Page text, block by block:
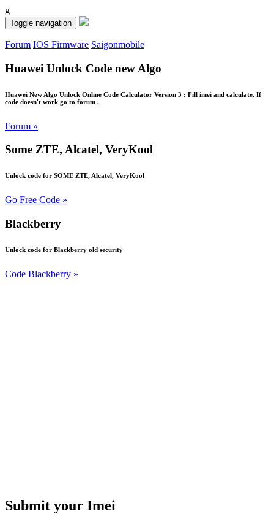
g
Toggle navigation
Forum IOS Firmware Saigonmobile
Huawei Unlock Code new Algo
Huawei New Algo Unlock Online Code Calculator Version 3 : Fill imei and calculate. If
code doesn't work go to forum .
Forum »
Some ZTE, Alcatel, VeryKool
Unlock code for SOME ZTE, Alcatel, VeryKool
Go Free Code »
Blackberry
Unlock code for Blackberry old security
Code Blackberry »
Submit your Imei